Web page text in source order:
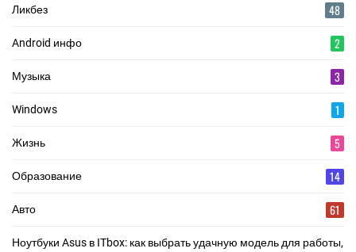
Ликбез 48
Android инфо 2
Музыка 3
Windows 1
Жизнь 5
Образование 14
Авто 61
Ноутбуки Asus в ITbox: как выбрать удачную модель для работы,